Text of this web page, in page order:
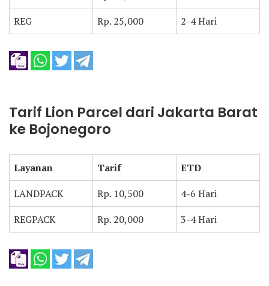
REG
Rp. 25,000 2-4 Hari
Tarif Lion Parcel dari Jakarta Barat
ke Bojonegoro
Layanan Tarif
ETD
LANDPACK
Rp. 10,500
4-6 Hari
REGPACK
Rp. 20,000 3-4 Hari